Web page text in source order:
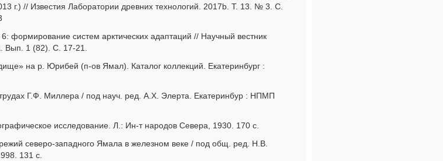
г.) // Известия Лаборатории древних технологий. 2017b. Т. 13. № 3. С.
формирование систем арктических адаптаций // Научный вестник
Вып. 1 (82). С. 17-21.
на р. Юрибей (п-ов Ямал). Каталог коллекций. Екатеринбург :
Г.Ф. Миллера / под науч. ред. А.Х. Элерта. Екатеринбур : НПМП
исследование. Л.: Ин-т народов Севера, 1930. 170 с.
северо-западного Ямала в железном веке / под общ. ред. Н.В.
131 с.